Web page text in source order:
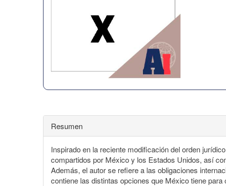
Resumen
Inspirado en la reciente modificación del orden
compartidos por México y los Estados Unidos, así
Además, el autor se refiere a las obligaciones
contiene las distintas opciones que México tiene